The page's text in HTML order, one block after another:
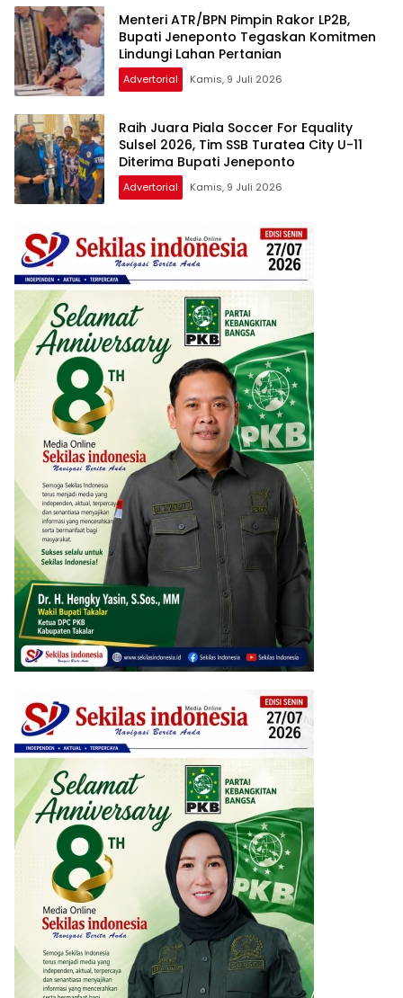
Menteri ATR/BPN Pimpin Rakor LP2B,
Bupati Jeneponto Tegaskan Komitmen
Lindungi Lahan Pertanian
Advertorial Kamis, 9 Juli 2026
Raih Juara Piala Soccer For Equality
Sulsel 2026, Tim SSB Turatea City U-11
Diterima Bupati Jeneponto
Advertorial Kamis, 9 Juli 2026